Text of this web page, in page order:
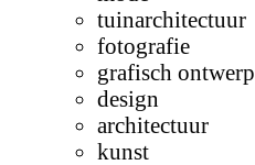
tuinarchitectuur
fotografie
grafisch ontwerp
design
architectuur
kunst